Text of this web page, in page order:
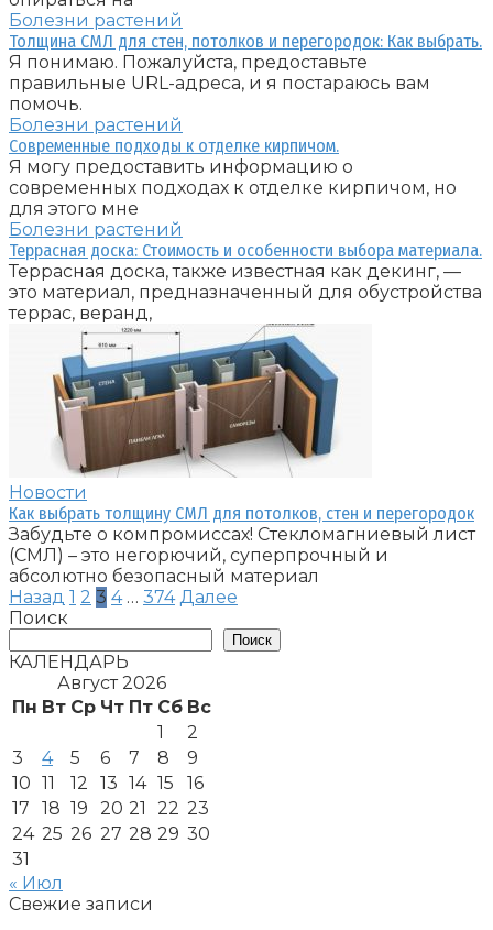
Болезни растений
Толщина СМЛ для стен, потолков и перегородок: Как выбрать.
Я понимаю. Пожалуйста, предоставьте
правильные URL-адреса, и я постараюсь вам
помочь.
Болезни растений
Современные подходы к отделке кирпичом.
Я могу предоставить информацию о
современных подходах к отделке кирпичом, но
для этого мне
Болезни растений
Террасная доска: Стоимость и особенности выбора материала.
Террасная доска, также известная как декинг, —
это материал, предназначенный для обустройства
террас, веранд,
Новости
Как выбрать толщину СМЛ для потолков, стен и перегородок
Забудьте о компромиссах! Стекломагниевый лист
(СМЛ) – это негорючий, суперпрочный и
абсолютно безопасный материал
Пагинация
записей
Назад 1 2 3 4 … 374 Далее
Поиск
Поиск
КАЛЕНДАРЬ
Август 2026
Пн Вт Ср Чт Пт Сб Вс
1
2
3
4 5 6 7 8
9
10 11 12 13 14 15
16
17
18 19 20 21 22 23
24 25 26 27 28 29 30
31
« Июл
Свежие записи